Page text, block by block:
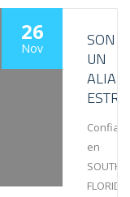
26
Nov
SON
UN
en
SOUTH
FLORIDA